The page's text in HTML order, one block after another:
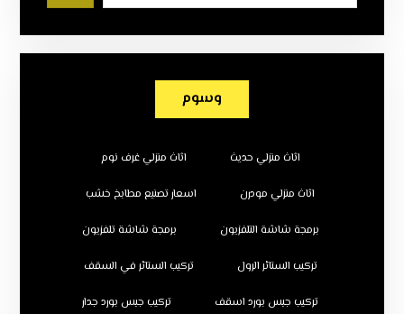
وسوم
اثاث منزلي حديث اثاث منزلي غرف نوم
اثاث منزلي مودرن اسعار تصنيع مطابخ خشب
برمجة شاشة التلفزيون برمجة شاشة تلفزيون
تركيب الستائر الرول تركيب الستائر في السقف
تركيب جبس بورد اسقف تركيب جبس بورد جدار